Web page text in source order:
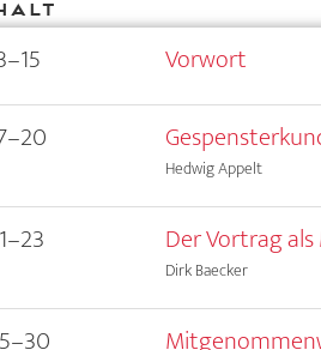
Vorwort
Hedwig Appelt
Der Vortrag
Dirk Baecker